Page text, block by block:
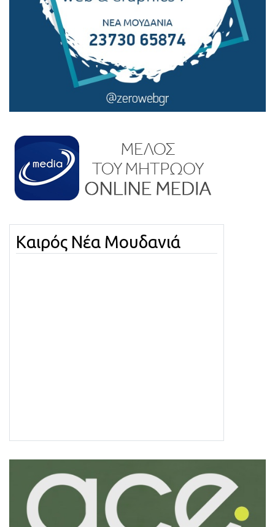
Καιρός Νέα Μουδανιά